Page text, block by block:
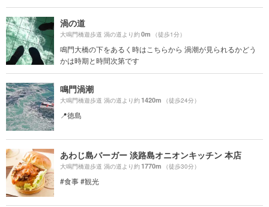
渦の道
大鳴門橋遊歩道 渦の道より約0m （徒歩1分）
鳴門大橋の下をあるく時はこちらから 渦潮が見られるかどう
かは時期と時間次第です
鳴門渦潮
大鳴門橋遊歩道 渦の道より約1420m （徒歩24分）
📍徳島
あわじ島バーガー 淡路島オニオンキッチン 本店
大鳴門橋遊歩道 渦の道より約1770m （徒歩30分）
#食事 #観光